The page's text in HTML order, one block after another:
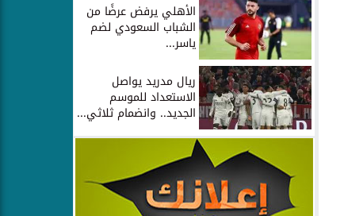
الأهلي يرفض عرضًا من
الشباب السعودي لضم
ياسر...
ريال مدريد يواصل
الاستعداد للموسم
الجديد.. وانضمام ثلاثي...